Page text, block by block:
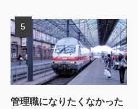
管理職になりたくなかった